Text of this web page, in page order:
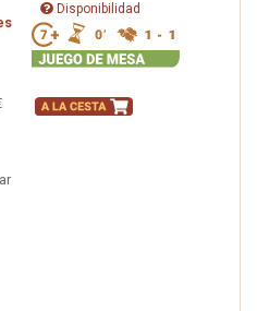
Disponibilidad